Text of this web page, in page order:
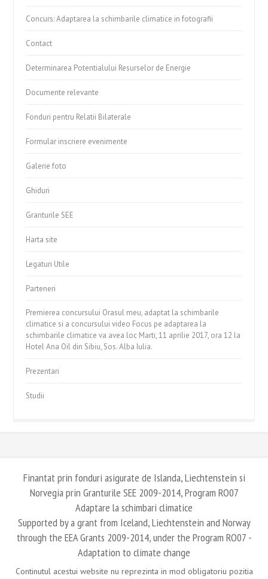
Concurs: Adaptarea la schimbarile climatice in fotografii
Contact
Determinarea Potentialului Resurselor de Energie
Documente relevante
Fonduri pentru Relatii Bilaterale
Formular inscriere evenimente
Galerie foto
Ghiduri
Granturile SEE
Harta site
Legaturi Utile
Parteneri
Premierea concursului Orasul meu, adaptat la schimbarile
climatice si a concursului video Focus pe adaptarea la
schimbarile climatice va avea loc Marti, 11 aprilie 2017, ora 12 la
Hotel Ana Oil din Sibiu, Sos. Alba Iulia.
Prezentari
Studii
Finantat prin fonduri asigurate de Islanda, Liechtenstein si
Norvegia prin Granturile SEE 2009-2014, Program RO07
Adaptare la schimbari climatice
Supported by a grant from Iceland, Liechtenstein and Norway
through the EEA Grants 2009-2014, under the Program RO07 -
Adaptation to climate change
Continutul acestui website nu reprezinta in mod obligatoriu pozitia